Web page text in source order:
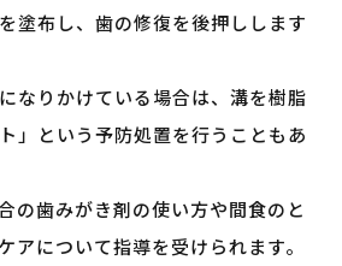
塗布し、歯の修復を後押しします
なりかけている場合は、溝を樹脂
」という予防処置を行うこともあ
の歯みがき剤の使い方や間食のと
アについて指導を受けられます。